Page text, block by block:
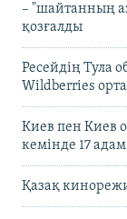
– "шайтанның
қозғалды
Ресейдің Тула
Wildberries
Киев пен Киев
кемінде 17
Қазақ